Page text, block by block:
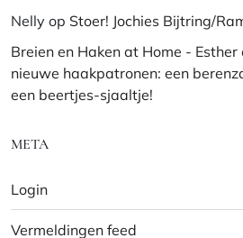
Nelly op Stoer! Jochies Bijtring/
Breien en Haken at Home - Esther
nieuwe haakpatronen: een
een beertjes-sjaaltje!
META
Login
Vermeldingen feed